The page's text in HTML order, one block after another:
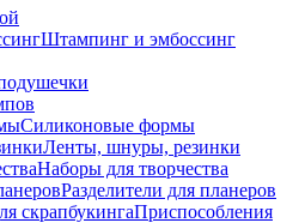
Штампинг и эмбоссинг
Силиконовые формы
Ленты, шнуры, резинки
Наборы для творчества
Разделители для планеров
Приспособления